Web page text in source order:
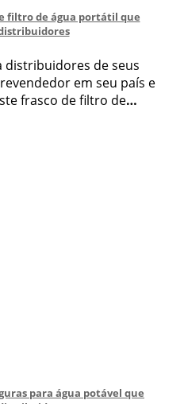
filtro de água portátil que
de seus
em seu país e
frasco de filtro de…
para água potável que